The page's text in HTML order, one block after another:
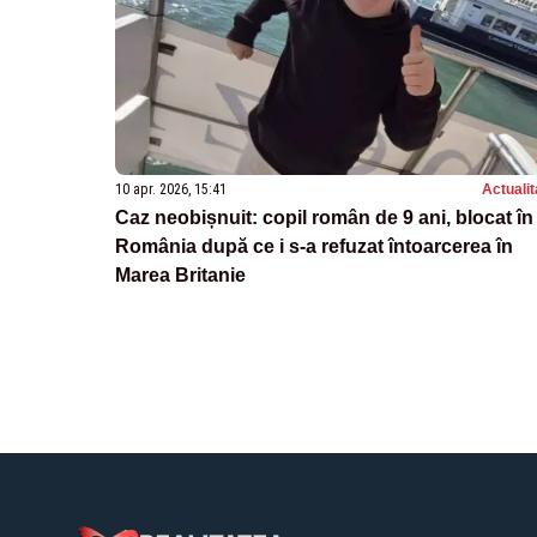
10 apr. 2026, 15:41
Caz neobișnuit: copil român de 9 ani, blocat în
România după ce i s-a refuzat întoarcerea în
Marea Britanie